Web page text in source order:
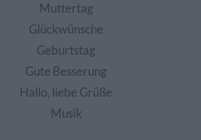
Muttertag
Glückwünsche
Geburtstag
Gute Besserung
Hallo, liebe Grüße
Musik